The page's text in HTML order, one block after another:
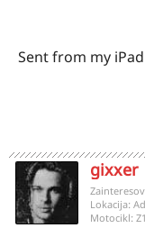
Sent from my
gixxer
Lokacija:
Motocikl: